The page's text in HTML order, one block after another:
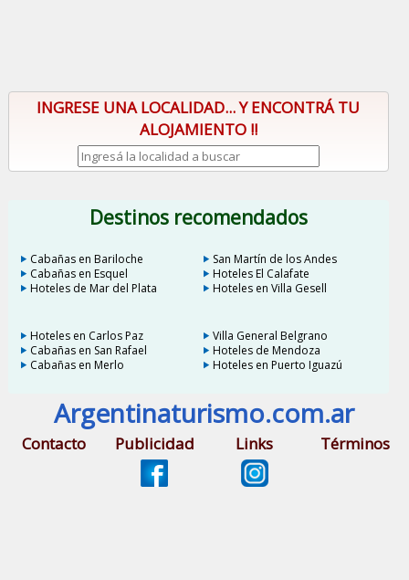
INGRESE UNA LOCALIDAD... Y ENCONTRÁ TU
ALOJAMIENTO !!
Destinos recomendados
Cabañas en Bariloche
San Martín de los Andes
Cabañas en Esquel
Hoteles El Calafate
Hoteles de Mar del Plata
Hoteles en Villa Gesell
Hoteles en Carlos Paz
Villa General Belgrano
Cabañas en San Rafael
Hoteles de Mendoza
Cabañas en Merlo
Hoteles en Puerto Iguazú
Argentinaturismo.com.ar
Contacto Publicidad Links Términos